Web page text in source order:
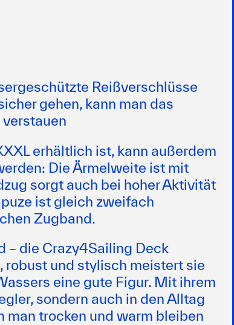
Reißverschlüsse
gehen, kann man das
erhältlich ist, kann außerdem
Die Ärmelweite ist mit
sorgt auch bei hoher Aktivität
ist gleich zweifach
Zugband.
– die Crazy4Sailing Deck
robust und stylisch meistert sie
eine gute Figur. Mit ihrem
sondern auch in den Alltag
man trocken und warm bleiben